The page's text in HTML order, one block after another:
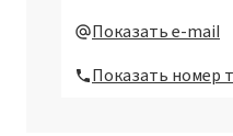
ROKAmin K5
Показать e-mail
Показать номер